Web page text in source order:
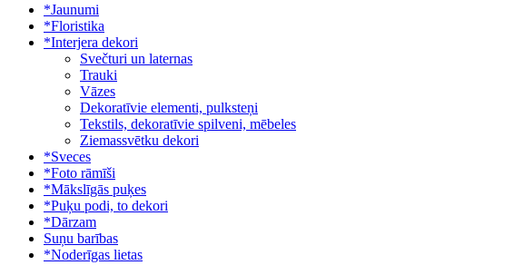
*Jaunumi
*Floristika
*Interjera dekori
Svečturi un laternas
Trauki
Vāzes
Dekoratīvie elementi, pulksteņi
Tekstils, dekoratīvie spilveni, mēbeles
Ziemassvētku dekori
*Sveces
*Foto rāmīši
*Mākslīgās puķes
*Puķu podi, to dekori
*Dārzam
Suņu barības
*Noderīgas lietas